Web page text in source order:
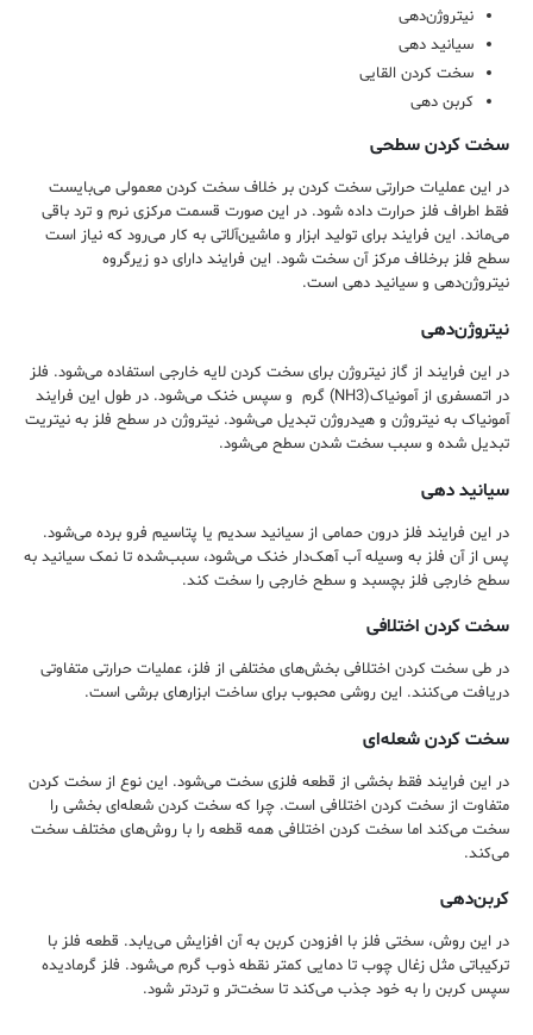
نیتروژن‌دهی
سیانید دهی
سخت کردن القایی
کربن دهی
سخت کردن سطحی
در این عملیات حرارتی سخت کردن بر خلاف سخت کردن معمولی می‌بایست
فقط اطراف فلز حرارت داده شود. در این صورت قسمت مرکزی نرم و ترد باقی
می‌ماند. این فرایند برای تولید ابزار و ماشین‌آلاتی به کار می‌رود که نیاز است
سطح فلز برخلاف مرکز آن سخت‌ شود. این فرایند دارای دو زیرگروه
نیتروژن‌دهی و سیانید دهی است.
نیتروژن‌دهی
در این فرایند از گاز نیتروژن برای سخت کردن لایه خارجی استفاده می‌شود. فلز
در اتمسفری از آمونیاک(NH3) گرم و سپس خنک می‌شود. در طول این فرایند
آمونیاک به نیتروژن و هیدروژن تبدیل می‌شود. نیتروژن در سطح فلز به نیتریت
تبدیل شده و سبب سخت شدن سطح می‌شود.
سیانید دهی
در این فرایند فلز درون حمامی از سیانید سدیم یا پتاسیم فرو برده می‌شود.
پس از آن فلز به وسیله آب آهک‌دار خنک می‌شود، سبب‌شده تا نمک سیانید به
سطح خارجی فلز بچسبد و سطح خارجی را سخت کند.
سخت کردن اختلافی
در طی سخت کردن اختلافی بخش‌های مختلفی از فلز، عملیات حرارتی متفاوتی
دریافت می‌کنند. این روشی محبوب برای ساخت ابزارهای برشی است.
سخت کردن شعله‌ای
در این فرایند فقط بخشی از قطعه فلزی سخت می‌شود. این نوع از سخت کردن
متفاوت از سخت کردن اختلافی است. چرا که سخت کردن شعله‌ای بخشی را
سخت می‌کند اما سخت‌ کردن اختلافی همه قطعه را با روش‌های مختلف سخت
می‌کند.
کربن‌دهی
در این روش، سختی فلز با افزودن کربن به آن افزایش می‌یابد. قطعه فلز با
ترکیباتی مثل زغال چوب تا دمایی کمتر نقطه ذوب گرم می‌شود. فلز گرمادیده
سپس کربن را به خود جذب می‌کند تا سخت‌تر و تردتر شود.